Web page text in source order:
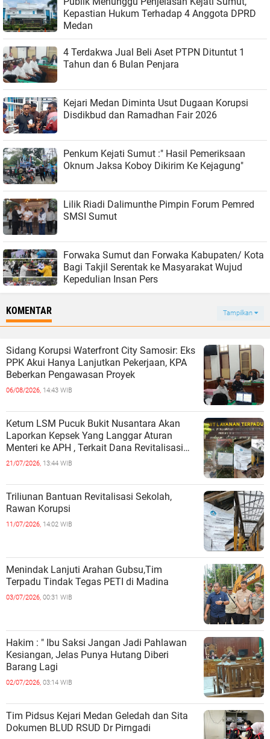
Kepastian Hukum Terhadap 4 Anggota DPRD
Medan
4 Terdakwa Jual Beli Aset PTPN Dituntut 1
Tahun dan 6 Bulan Penjara
Kejari Medan Diminta Usut Dugaan Korupsi
Disdikbud dan Ramadhan Fair 2026
Penkum Kejati Sumut :" Hasil Pemeriksaan
Oknum Jaksa Koboy Dikirim Ke Kejagung"
Lilik Riadi Dalimunthe Pimpin Forum Pemred
SMSI Sumut
Forwaka Sumut dan Forwaka Kabupaten/ Kota
Bagi Takjil Serentak ke Masyarakat Wujud
Kepedulian Insan Pers
KOMENTAR Tampilkan
Sidang Korupsi Waterfront City Samosir: Eks
PPK Akui Hanya Lanjutkan Pekerjaan, KPA
Beberkan Pengawasan Proyek
06/08/2026, 14:43 WIB
Ketum LSM Pucuk Bukit Nusantara Akan
Laporkan Kepsek Yang Langgar Aturan
Menteri ke APH , Terkait Dana Revitalisasi
Sekolah
21/07/2026, 13:44 WIB
Triliunan Bantuan Revitalisasi Sekolah,
Rawan Korupsi
11/07/2026, 14:02 WIB
Menindak Lanjuti Arahan Gubsu,Tim
Terpadu Tindak Tegas PETI di Madina
03/07/2026, 00:31 WIB
Hakim : " Ibu Saksi Jangan Jadi Pahlawan
Kesiangan, Jelas Punya Hutang Diberi
Barang Lagi
02/07/2026, 03:14 WIB
Tim Pidsus Kejari Medan Geledah dan Sita
Dokumen BLUD RSUD Dr Pirngadi